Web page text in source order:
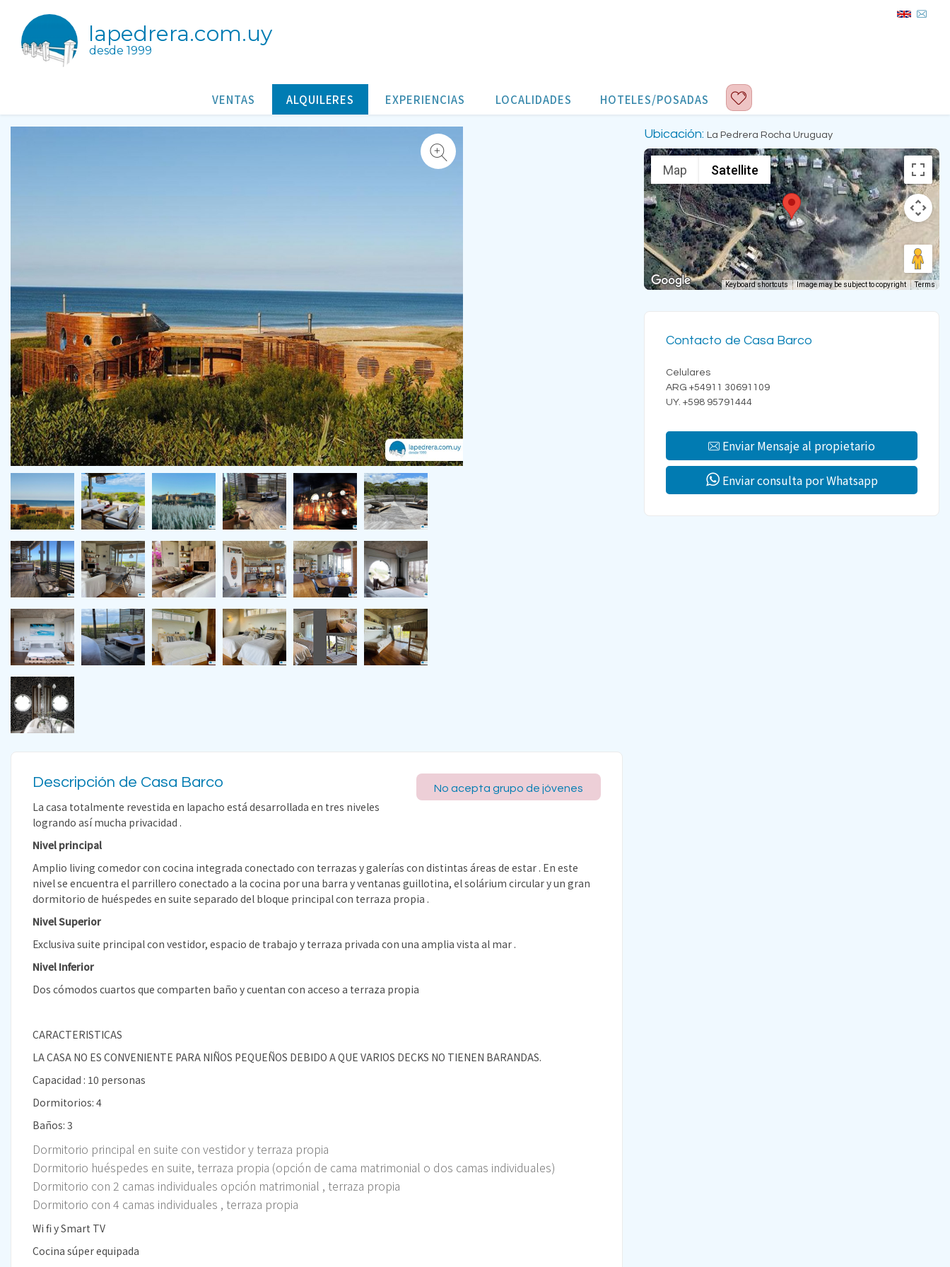
lapedrera.com.uy
desde 1999
VENTAS ALQUILERES EXPERIENCIAS LOCALIDADES HOTELES/POSADAS
Casa Barco
No acepta grupo de jóvenes
Descripción de Casa Barco
La casa totalmente revestida en lapacho está desarrollada en tres niveles
logrando así mucha privacidad .
Nivel principal
Amplio living comedor con cocina integrada conectado con terrazas y galerías con distintas áreas de estar . En este
nivel se encuentra el parrillero conectado a la cocina por una barra y ventanas guillotina, el solárium circular y un gran
dormitorio de huéspedes en suite separado del bloque principal con terraza propia .
Nivel Superior
Exclusiva suite principal con vestidor, espacio de trabajo y terraza privada con una amplia vista al mar .
Nivel Inferior
Dos cómodos cuartos que comparten baño y cuentan con acceso a terraza propia
CARACTERISTICAS
LA CASA NO ES CONVENIENTE PARA NIÑOS PEQUEÑOS DEBIDO A QUE VARIOS DECKS NO TIENEN BARANDAS.
Capacidad : 10 personas
Dormitorios: 4
Baños: 3
Dormitorio principal en suite con vestidor y terraza propia
Dormitorio huéspedes en suite, terraza propia (opción de cama matrimonial o dos camas individuales)
Dormitorio con 2 camas individuales opción matrimonial , terraza propia
Dormitorio con 4 camas individuales , terraza propia
Wi fi y Smart TV
Cocina súper equipada
Ubicación: La Pedrera Rocha Uruguay
Map Satellite
Keyboard shortcuts Image may be subject to copyright Terms
Contacto de Casa Barco
Celulares
ARG +54911 30691109
UY. +598 95791444
Enviar Mensaje al propietario
Enviar consulta por Whatsapp